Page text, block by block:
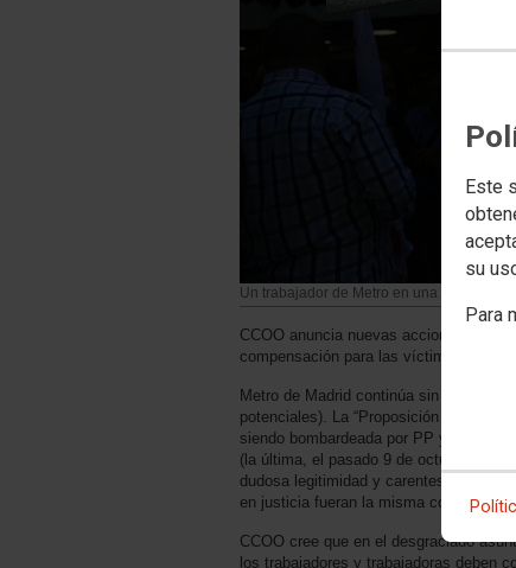
Este
su
Para
Un trabajador de Metro en una de las
CCOO anuncia nuevas acciones frente
compensación para las víctimas del
Metro de Madrid continúa sin dar una
potenciales). La “Proposición de Ley
siendo bombardeada por PP y
(la última, el pasado 9 de octubre). En
dudosa legitimidad y carentes de
en justicia fueran la misma cosa.
CCOO cree que en el desgraciado
los trabajadores y trabajadoras deben